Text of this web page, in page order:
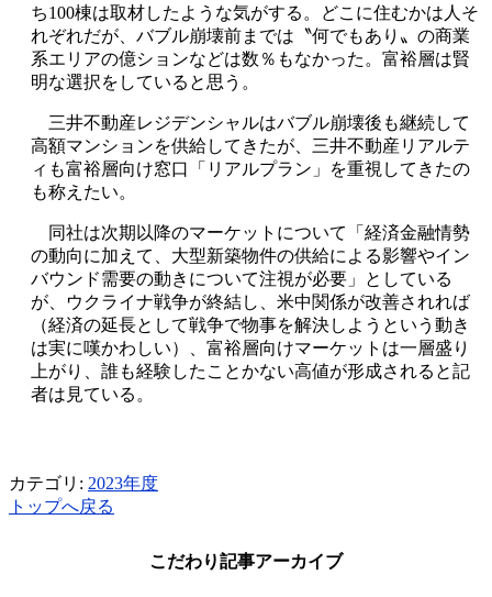
ち100棟は取材したような気がする。どこに住むかは人そ
れぞれだが、バブル崩壊前までは〝何でもあり〟の商業
系エリアの億ションなどは数％もなかった。富裕層は賢
明な選択をしていると思う。
三井不動産レジデンシャルはバブル崩壊後も継続して
高額マンションを供給してきたが、三井不動産リアルテ
ィも富裕層向け窓口「リアルプラン」を重視してきたの
も称えたい。
同社は次期以降のマーケットについて「経済金融情勢
の動向に加えて、大型新築物件の供給による影響やイン
バウンド需要の動きについて注視が必要」としている
が、ウクライナ戦争が終結し、米中関係が改善されれば
（経済の延長として戦争で物事を解決しようという動き
は実に嘆かわしい）、富裕層向けマーケットは一層盛り
上がり、誰も経験したことかない高値が形成されると記
者は見ている。
カテゴリ: 2023年度
トップへ戻る
こだわり記事アーカイブ